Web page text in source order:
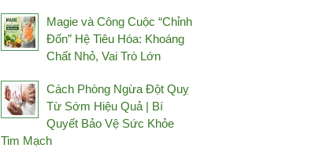
Hineko
HL Always Active
Hokoen
Holistic Way
HSIN HAI
Hush & Hush
Magie và Công Cuộc “Chỉnh
Đốn” Hệ Tiêu Hóa: Khoáng
Chất Nhỏ, Vai Trò Lớn
Cách Phòng Ngừa Đột Quỵ
Từ Sớm Hiệu Quả | Bí
Quyết Bảo Vệ Sức Khỏe
Tim Mạch